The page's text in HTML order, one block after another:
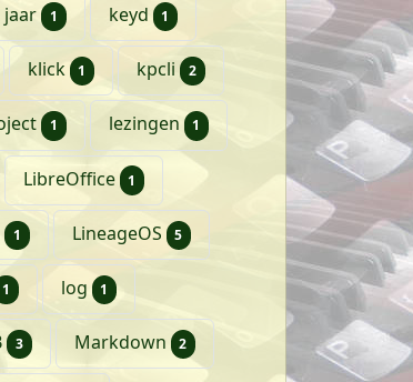
jaar 1 artikelkeyd 1 artikel
klick 1 artikelkpcli 2 artikelen
1 artikellezingen 1 artikel
LibreOffice 1 artikel
1 artikelLineageOS 5 artikelen
1 artikellog 1 artikel
3 artikelenMarkdown 2 artikelen